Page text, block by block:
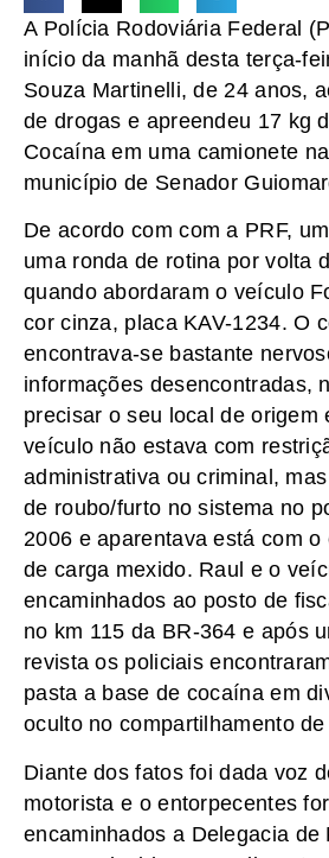
A Polícia Rodoviária Federal
início da manhã desta terça-
Souza Martinelli, de 24 anos,
de drogas e apreendeu 17 kg
Cocaína em uma camionete
município de Senador
De acordo com com a PRF,
uma ronda de rotina por volta
quando abordaram o veículo
cor cinza, placa KAV-1234. O
encontrava-se bastante
informações desencontradas,
precisar o seu local de origem
veículo não estava com
administrativa ou criminal,
de roubo/furto no sistema no
2006 e aparentava está com o
de carga mexido. Raul e o
encaminhados ao posto de
no km 115 da BR-364 e após
revista os policiais
pasta a base de cocaína em
oculto no compartilhamento
Diante dos fatos foi dada voz
motorista e o entorpecentes
encaminhados a Delegacia de